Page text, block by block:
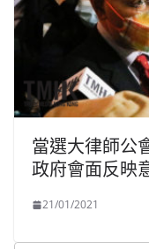
當選大律師公
政府會面反映
21/01/2021